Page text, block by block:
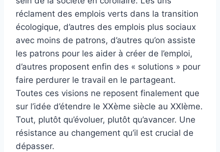
réclament des emplois verts dans la transition
écologique, d’autres des emplois plus sociaux
avec moins de patrons, d’autres qu’on assiste
les patrons pour les aider à créer de l’emploi,
d’autres proposent enfin des « solutions » pour
faire perdurer le travail en le partageant.
Toutes ces visions ne reposent finalement que
sur l’idée d’étendre le XXème siècle au XXIème.
Tout, plutôt qu’évoluer, plutôt qu’avancer. Une
résistance au changement qu’il est crucial de
dépasser.